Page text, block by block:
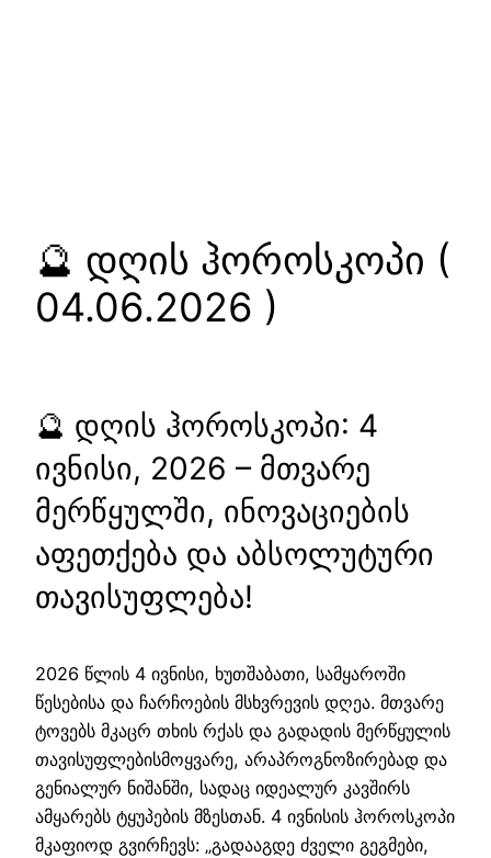
🔮 დღის ჰოროსკოპი (
04.06.2026 )
🔮 დღის ჰოროსკოპი: 4
ივნისი, 2026 – მთვარე
მერწყულში, ინოვაციების
აფეთქება და აბსოლუტური
თავისუფლება!
2026 წლის 4 ივნისი, ხუთშაბათი, სამყაროში
წესებისა და ჩარჩოების მსხვრევის დღეა. მთვარე
ტოვებს მკაცრ თხის რქას და გადადის მერწყულის
თავისუფლებისმოყვარე, არაპროგნოზირებად და
გენიალურ ნიშანში, სადაც იდეალურ კავშირს
ამყარებს ტყუპების მზესთან. 4 ივნისის ჰოროსკოპი
მკაფიოდ გვირჩევს: „გადააგდე ძველი გეგმები,